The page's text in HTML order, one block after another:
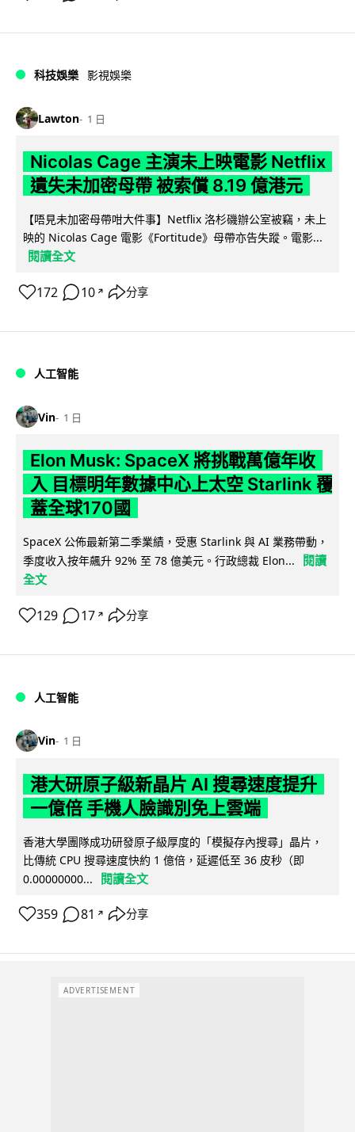
科技娛樂 影視娛樂
Lawton 1 日
Nicolas Cage 主演未上映電影 Netflix
遺失未加密母帶 被索償 8.19 億港元
【唔見未加密母帶咁大件事】Netflix 洛杉磯辦公室被竊，未上
映的 Nicolas Cage 電影《Fortitude》母帶亦告失蹤。電影...
閱讀全文
172 10 ↗ 分享
人工智能
Vin 1 日
Elon Musk: SpaceX 將挑戰萬億年收
入 目標明年數據中心上太空 Starlink 覆
蓋全球170國
SpaceX 公佈最新第二季業績，受惠 Starlink 與 AI 業務帶動，
季度收入按年飆升 92% 至 78 億美元。行政總裁 Elon...
閱讀
全文
129 17 ↗ 分享
人工智能
Vin 1 日
港大研原子級新晶片 AI 搜尋速度提升
一億倍 手機人臉識別免上雲端
香港大學團隊成功研發原子級厚度的「模擬存內搜尋」晶片，
比傳統 CPU 搜尋速度快約 1 億倍，延遲低至 36 皮秒（即
0.00000000...
閱讀全文
359 81 ↗ 分享
ADVERTISEMENT